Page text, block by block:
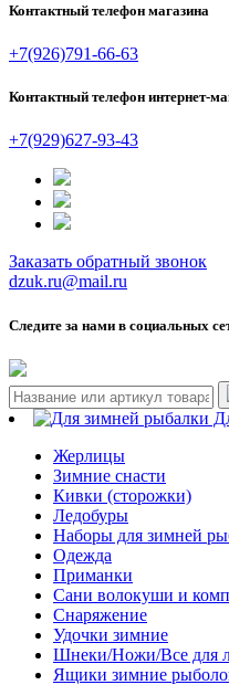
Контактный телефон магазина
+7(926)791-66-63
Контактный телефон интернет-
+7(929)627-93-43
Заказать обратный звонок
dzuk.ru@mail.ru
Следите за нами в социальных
Жерлицы
Зимние снасти
Кивки (сторожки)
Ледобуры
Наборы для зимней
Одежда
Приманки
Сани волокуши и
Снаряжение
Удочки зимние
Шнеки/Ножи/Все для
Ящики зимние